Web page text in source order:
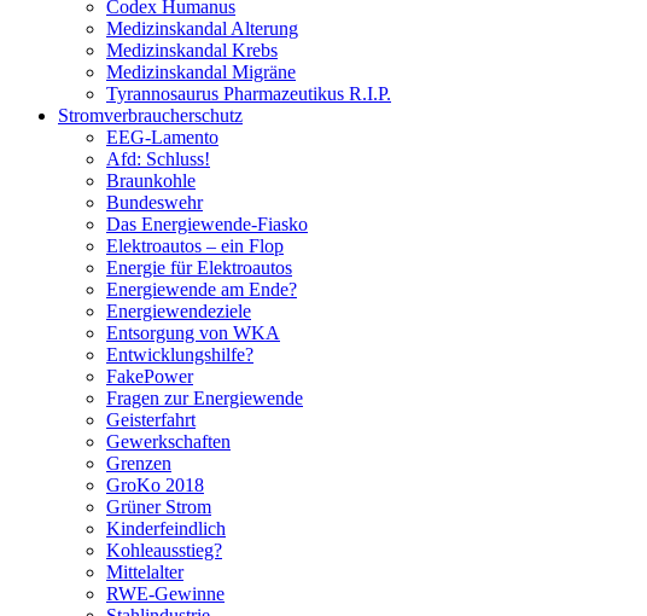
Codex Humanus
Medizinskandal Alterung
Medizinskandal Krebs
Medizinskandal Migräne
Tyrannosaurus Pharmazeutikus R.I.P.
Stromverbraucherschutz
EEG-Lamento
Afd: Schluss!
Braunkohle
Bundeswehr
Das Energiewende-Fiasko
Elektroautos – ein Flop
Energie für Elektroautos
Energiewende am Ende?
Energiewendeziele
Entsorgung von WKA
Entwicklungshilfe?
FakePower
Fragen zur Energiewende
Geisterfahrt
Gewerkschaften
Grenzen
GroKo 2018
Grüner Strom
Kinderfeindlich
Kohleausstieg?
Mittelalter
RWE-Gewinne